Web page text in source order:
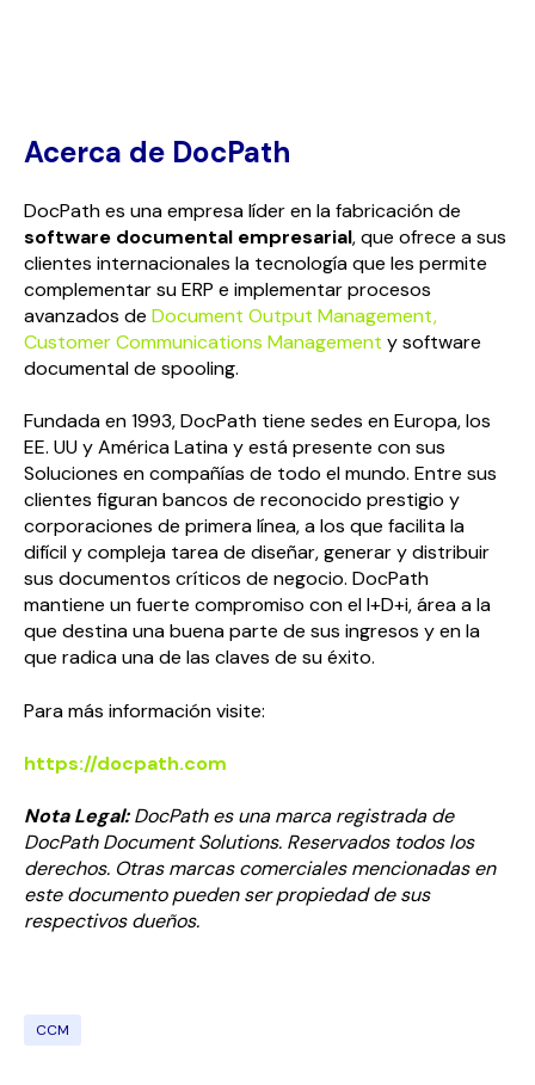
Acerca de DocPath
DocPath es una empresa líder en la fabricación de
software documental empresarial, que ofrece a sus
clientes internacionales la tecnología que les permite
complementar su ERP e implementar procesos
avanzados de Document Output Management,
Customer Communications Management y software
documental de spooling.
Fundada en 1993, DocPath tiene sedes en Europa, los
EE. UU y América Latina y está presente con sus
Soluciones en compañías de todo el mundo. Entre sus
clientes figuran bancos de reconocido prestigio y
corporaciones de primera línea, a los que facilita la
difícil y compleja tarea de diseñar, generar y distribuir
sus documentos críticos de negocio. DocPath
mantiene un fuerte compromiso con el I+D+i, área a la
que destina una buena parte de sus ingresos y en la
que radica una de las claves de su éxito.
Para más información visite:
https://docpath.com
Nota Legal:DocPath es una marca registrada de
DocPath Document Solutions. Reservados todos los
derechos. Otras marcas comerciales mencionadas en
este documento pueden ser propiedad de sus
respectivos dueños.
CCM